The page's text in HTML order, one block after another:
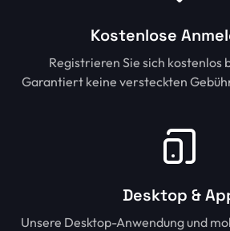
Kostenlose
Registrieren Sie sich kostenlos
Garantiert keine versteckten
Desktop &
Unsere Desktop-Anwendung und